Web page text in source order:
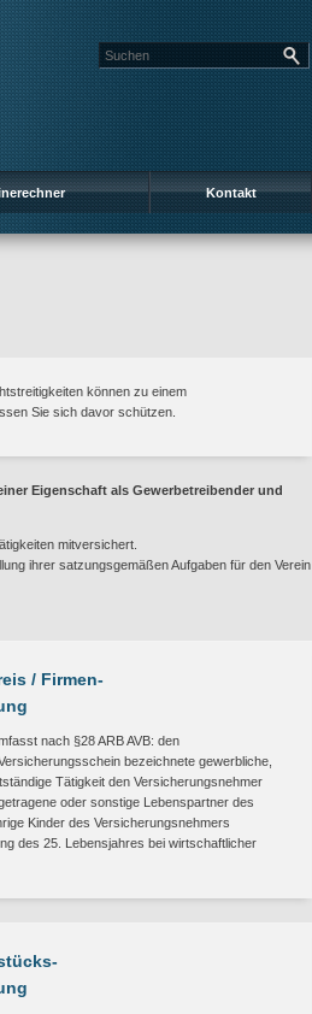
Kontakt
können zu einem
Sie sich davor schützen.
Eigenschaft als Gewerbetreibender und
mitversichert.
ihrer satzungsgemäßen Aufgaben für den Verein
/ Firmen-
nach §28 ARB AVB: den
bezeichnete gewerbliche,
Tätigkeit den Versicherungsnehmer
oder sonstige Lebenspartner des
Kinder des Versicherungsnehmers
des 25. Lebensjahres bei wirtschaftlicher